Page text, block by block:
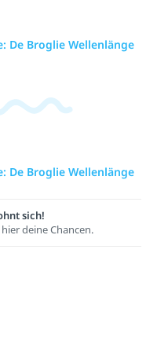
De Broglie Wellenlänge
De Broglie Wellenlänge
sich!
deine Chancen.